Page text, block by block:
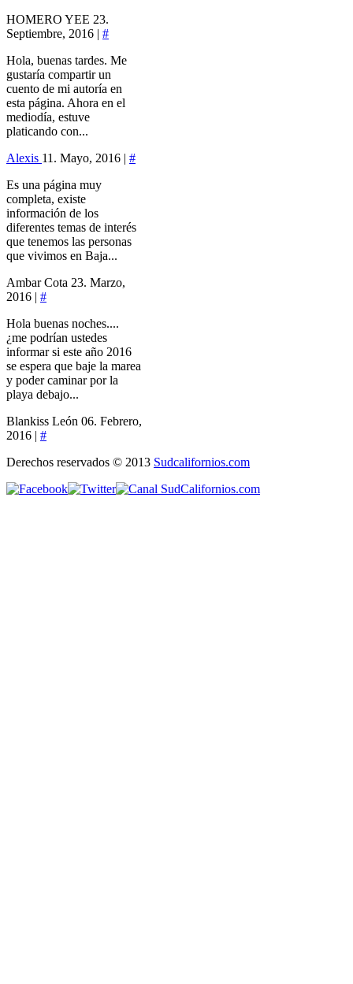
HOMERO YEE 23.
Septiembre, 2016 | #
Hola, buenas tardes. Me
gustaría compartir un
cuento de mi autoría en
esta página. Ahora en el
mediodía, estuve
platicando con...
Alexis 11. Mayo, 2016 | #
Es una página muy
completa, existe
información de los
diferentes temas de interés
que tenemos las personas
que vivimos en Baja...
Ambar Cota 23. Marzo,
2016 | #
Hola buenas noches....
¿me podrían ustedes
informar si este año 2016
se espera que baje la marea
y poder caminar por la
playa debajo...
Blankiss León 06. Febrero,
2016 | #
Derechos reservados © 2013 Sudcalifornios.com